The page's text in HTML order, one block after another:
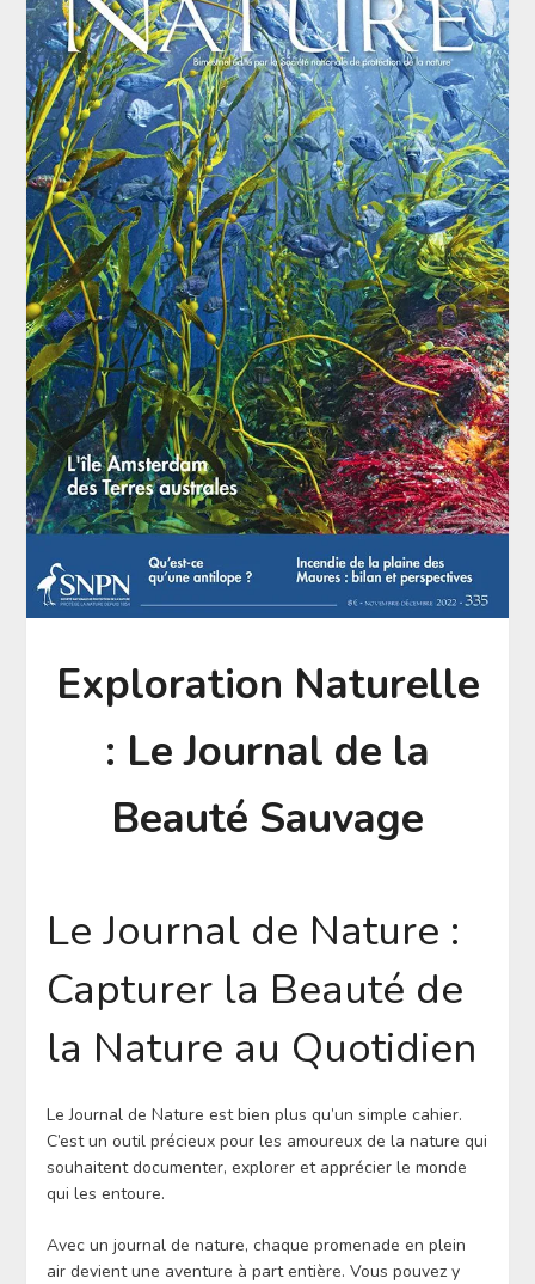
Exploration Naturelle
: Le Journal de la
Beauté Sauvage
Le Journal de Nature :
Capturer la Beauté de
la Nature au Quotidien
Le Journal de Nature est bien plus qu’un simple cahier.
C’est un outil précieux pour les amoureux de la nature qui
souhaitent documenter, explorer et apprécier le monde
qui les entoure.
Avec un journal de nature, chaque promenade en plein
air devient une aventure à part entière. Vous pouvez y